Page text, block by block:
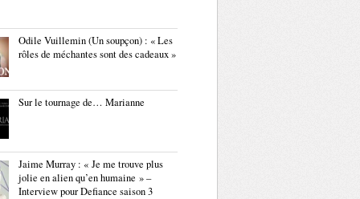
Odile Vuillemin (Un soupçon) : « Les
rôles de méchantes sont des cadeaux »
Sur le tournage de… Marianne
Jaime Murray : « Je me trouve plus
jolie en alien qu’en humaine » –
Interview pour Defiance saison 3